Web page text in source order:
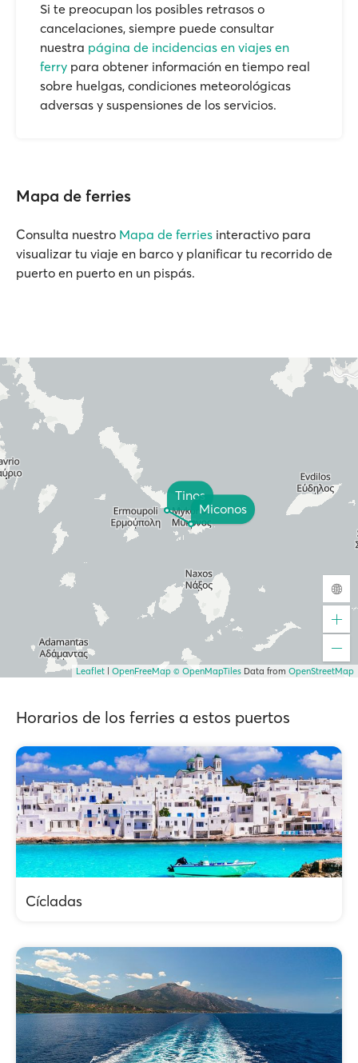
Si te preocupan los posibles retrasos o
cancelaciones, siempre puede consultar
nuestra página de incidencias en viajes en
ferry para obtener información en tiempo real
sobre huelgas, condiciones meteorológicas
adversas y suspensiones de los servicios.
Mapa de ferries
Consulta nuestro Mapa de ferries interactivo para
visualizar tu viaje en barco y planificar tu recorrido de
puerto en puerto en un pispás.
Tinos
Miconos
Leaflet OpenFreeMap © OpenMapTiles Data from OpenStreetMap
Horarios de los ferries a estos puertos
Cícladas